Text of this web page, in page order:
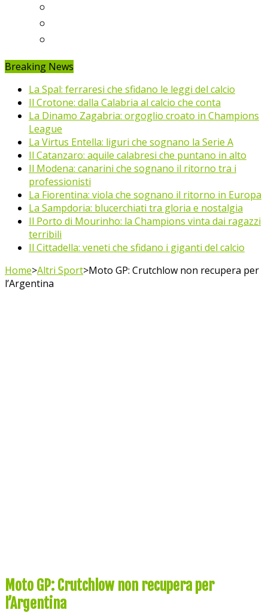
Breaking News
La Spal: ferraresi che sfidano le leggi del calcio
Il Crotone: dalla Calabria al calcio che conta
La Dinamo Zagabria: orgoglio croato in Champions
League
La Virtus Entella: liguri che sognano la Serie A
Il Catanzaro: aquile calabresi che puntano in alto
Il Modena: canarini che sognano il ritorno tra i
professionisti
La Fiorentina: viola che sognano il ritorno in Europa
La Sampdoria: blucerchiati tra gloria e nostalgia
Il Porto di Mourinho: la Champions vinta dai ragazzi
terribili
Il Cittadella: veneti che sfidano i giganti del calcio
Home>Altri Sport>Moto GP: Crutchlow non recupera per
l’Argentina
Moto GP: Crutchlow non recupera per
l’Argentina